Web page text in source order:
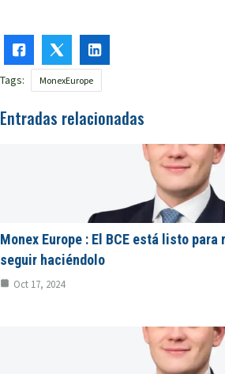
Tags: MonexEurope
Entradas relacionadas
Monex Europe : El BCE está listo
seguir haciéndolo
Oct 17, 2024